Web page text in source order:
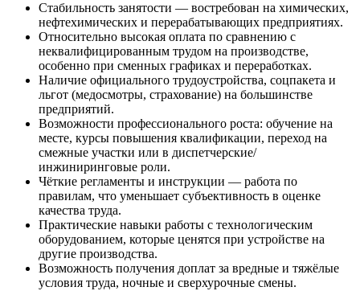
Стабильность занятости — востребован на химических,
нефтехимических и перерабатывающих предприятиях.
Относительно высокая оплата по сравнению с
неквалифицированным трудом на производстве,
особенно при сменных графиках и переработках.
Наличие официального трудоустройства, соцпакета и
льгот (медосмотры, страхование) на большинстве
предприятий.
Возможности профессионального роста: обучение на
месте, курсы повышения квалификации, переход на
смежные участки или в диспетчерские/
инжиниринговые роли.
Чёткие регламенты и инструкции — работа по
правилам, что уменьшает субъективность в оценке
качества труда.
Практические навыки работы с технологическим
оборудованием, которые ценятся при устройстве на
другие производства.
Возможность получения доплат за вредные и тяжёлые
условия труда, ночные и сверхурочные смены.